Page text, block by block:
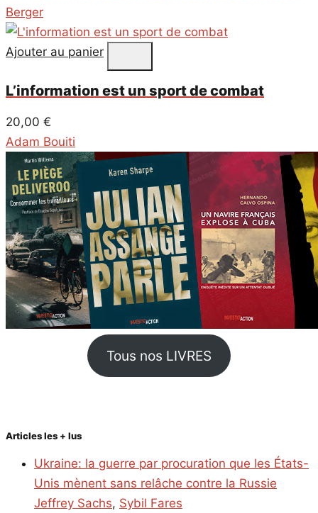
Berger
Ajouter au panier
L’information est un sport de combat
20,00 €
Adam Bouiti
Tous nos LIVRES
Articles les + lus
Ukraine: la guerre par procuration que les États-
Unis mènent sans relâche contre la Russie
Jeffrey Sachs, Sybil Fares